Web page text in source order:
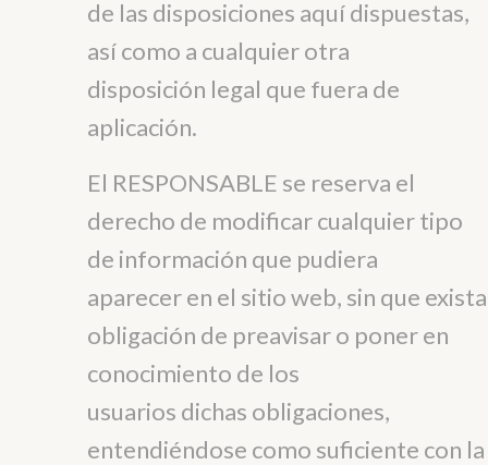
de las disposiciones aquí dispuestas,
así como a cualquier otra
disposición legal que fuera de
aplicación.
El RESPONSABLE se reserva el
derecho de modificar cualquier tipo
de información que pudiera
aparecer en el sitio web, sin que exista
obligación de preavisar o poner en
conocimiento de los
usuarios dichas obligaciones,
entendiéndose como suficiente con la